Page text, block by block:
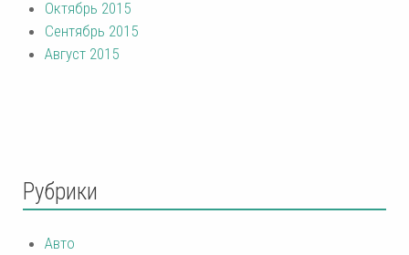
Октябрь 2015
Сентябрь 2015
Август 2015
Рубрики
Авто